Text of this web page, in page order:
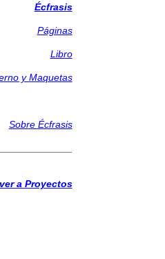
Écfrasis
Páginas
Libro
y Maquetas
Sobre Écfrasis
a Proyectos